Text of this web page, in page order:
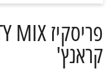
קראנץ'